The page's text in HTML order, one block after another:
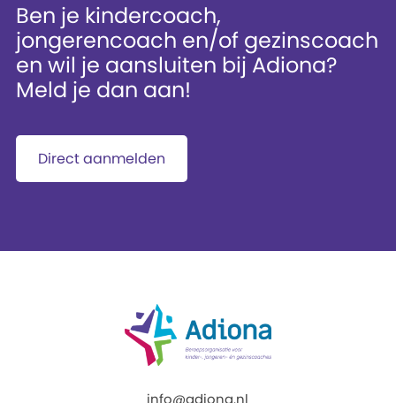
Ben je kindercoach,
jongerencoach en/of gezinscoach
en wil je aansluiten bij Adiona?
Meld je dan aan!
Direct aanmelden
info@adiona.nl